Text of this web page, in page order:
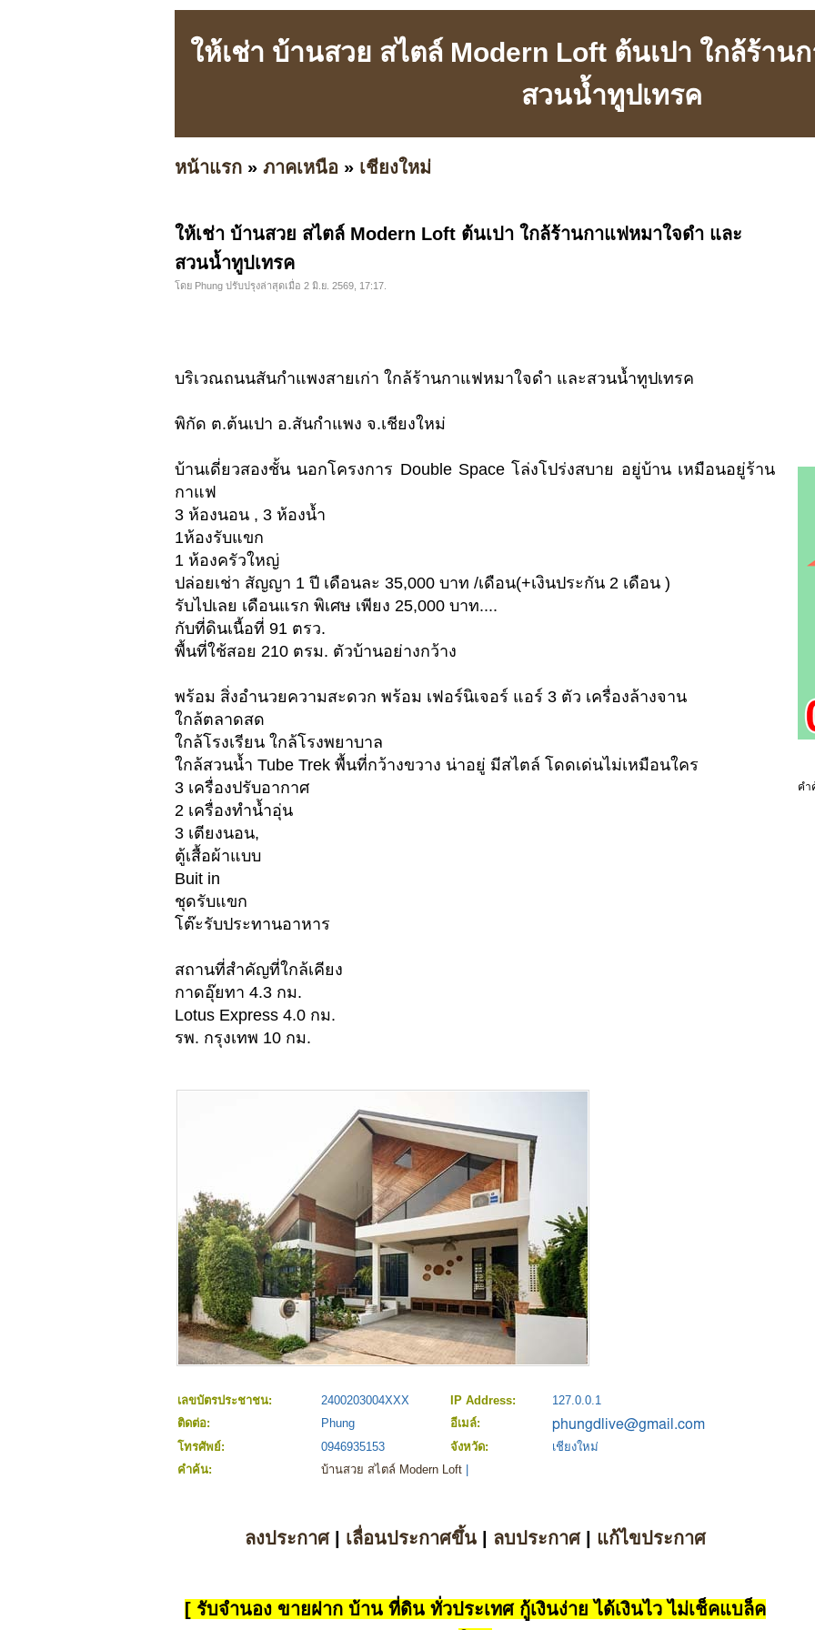
ให้เช่า บ้านสวย สไตล์ Modern Loft ต้นเปา ใกล้ร้าน
สวนน้ำทูปเทรค
หน้าแรก » ภาคเหนือ » เชียงใหม่
ให้เช่า บ้านสวย สไตล์ Modern Loft ต้นเปา ใกล้ร้านกาแฟหมาใจดำ และ
สวนน้ำทูปเทรค
โดย Phung ปรับปรุงล่าสุดเมื่อ 2 มิ.ย. 2569, 17:17.
บริเวณถนนสันกำแพงสายเก่า ใกล้ร้านกาแฟหมาใจดำ และสวนน้ำทูปเทรค
พิกัด ต.ต้นเปา อ.สันกำแพง จ.เชียงใหม่
บ้านเดี่ยวสองชั้น นอกโครงการ Double Space โล่งโปร่งสบาย อยู่บ้าน เหมือนอยู่ร้าน
กาแฟ
3 ห้องนอน , 3 ห้องน้ำ
1ห้องรับแขก
1 ห้องครัวใหญ่
ปล่อยเช่า สัญญา 1 ปี เดือนละ 35,000 บาท /เดือน(+เงินประกัน 2 เดือน )
รับไปเลย เดือนแรก พิเศษ เพียง 25,000 บาท....
กับที่ดินเนื้อที่ 91 ตรว.
พื้นที่ใช้สอย 210 ตรม. ตัวบ้านอย่างกว้าง
พร้อม สิ่งอำนวยความสะดวก พร้อม เฟอร์นิเจอร์ แอร์ 3 ตัว เครื่องล้างจาน
ใกล้ตลาดสด
ใกล้โรงเรียน ใกล้โรงพยาบาล
ใกล้สวนน้ำ Tube Trek พื้นที่กว้างขวาง น่าอยู่ มีสไตล์ โดดเด่นไม่เหมือนใคร
3 เครื่องปรับอากาศ
2 เครื่องทำน้ำอุ่น
3 เตียงนอน,
ตู้เสื้อผ้าแบบ
Buit in
ชุดรับแขก
โต๊ะรับประทานอาหาร
สถานที่สำคัญที่ใกล้เคียง
กาดอุ๊ยทา 4.3 กม.
Lotus Express 4.0 กม.
รพ. กรุงเทพ 10 กม.
เลขบัตรประชาชน: 2400203004XXX IP Address:
127.0.0.1
ติดต่อ:
Phung
อีเมล์:
โทรศัพย์:
0946935153 จังหวัด:
เชียงใหม่
คำค้น:
บ้านสวย สไตล์ Modern Loft
ลงประกาศ| เลื่อนประกาศขึ้น| ลบประกาศ| แก้ไขประกาศ
[ รับจำนอง ขายฝาก บ้าน ที่ดิน ทั่วประเทศ กู้เงินง่าย ได้เงินไว ไม่เช็คแบล็ค
คำ